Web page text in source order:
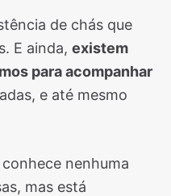
de chás que
E ainda, existem
para acompanhar
e até mesmo
nenhuma
mas está